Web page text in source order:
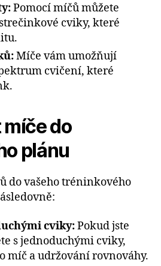
Pomocí míčů můžete
cviky, které
Míče vám umožňují
cvičení, které
do
plánu
do vašeho tréninkového
cviky:Pokud jste
s jednoduchými cviky,
míč a udržování rovnováhy.